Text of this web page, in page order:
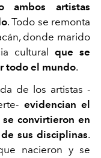
ambos artistas
. Todo se remonta
donde marido
culturalque se
todo el mundo.
de los artistas -
evidencian el
convirtieron en
sus disciplinas.
nacieron y se